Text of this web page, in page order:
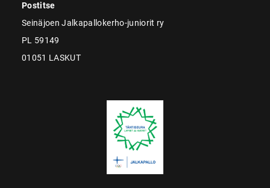
Postitse
Seinäjoen Jalkapallokerho-juniorit ry
PL 59149
01051 LASKUT